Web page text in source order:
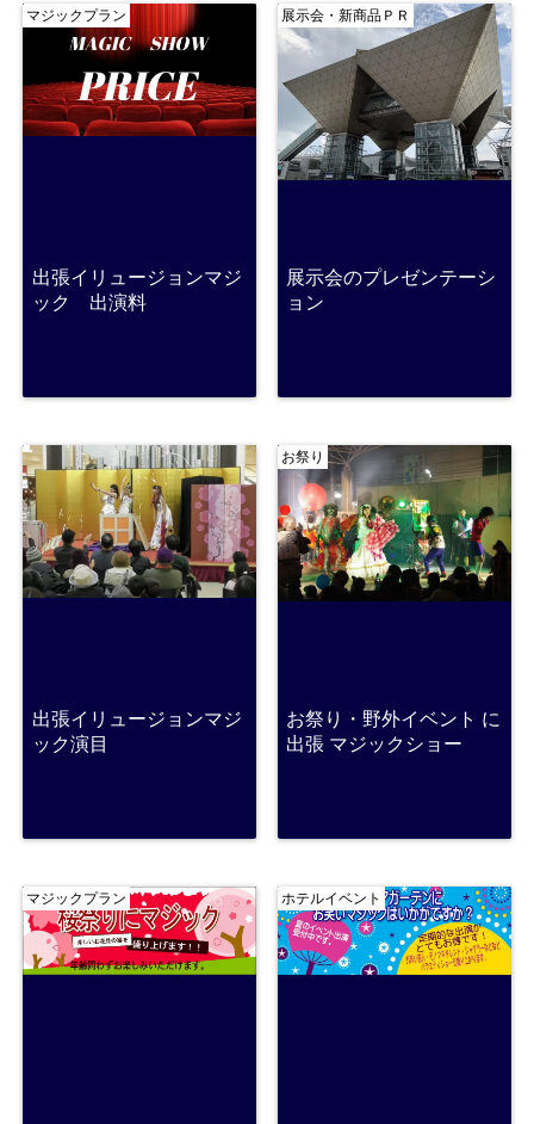
マジックプラン
出張イリュージョンマジ
ック 出演料
展示会・新商品ＰＲ
展示会のプレゼンテーシ
ョン
出張イリュージョンマジ
ック演目
お祭り
お祭り・野外イベント に
出張 マジックショー
マジックプラン ホテルイベント